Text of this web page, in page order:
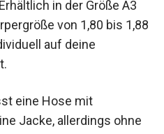
der das Erbe des
in der Größe A3
von 1,80 bis
individuell auf deine
eine Hose mit